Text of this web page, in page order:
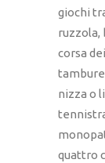
giochi
ruzzola,
corsa
nizza o
quattro